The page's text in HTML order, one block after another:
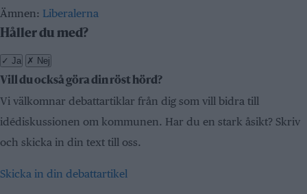
Ämnen: Liberalerna
Håller du med?
✓ Ja ✗ Nej
Vill du också göra din röst hörd?
Vi välkomnar debattartiklar från dig som vill bidra till
idédiskussionen om kommunen. Har du en stark åsikt? Skriv
och skicka in din text till oss.
Skicka in din debattartikel